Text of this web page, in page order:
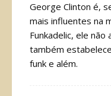
George Clinton é,
mais influentes na
Funkadelic, ele não
também
funk e além.